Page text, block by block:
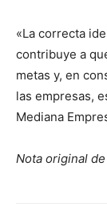
«La correcta
contribuye a
metas y, en
las empresas,
Mediana
Nota original